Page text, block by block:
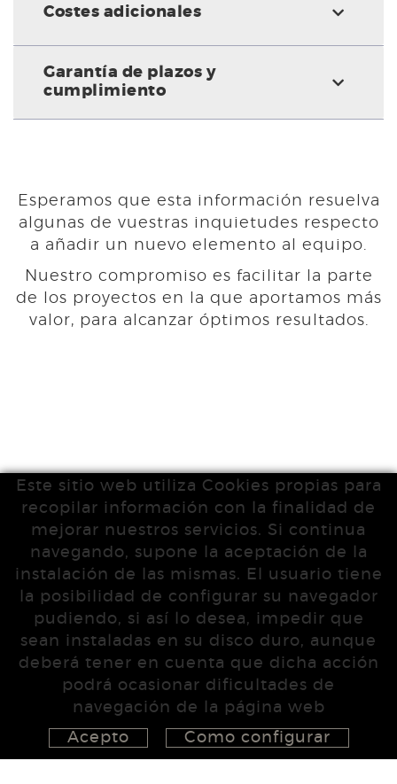
Costes adicionales
Garantía de plazos y
cumplimiento
Esperamos que esta información resuelva
algunas de vuestras inquietudes respecto
a añadir un nuevo elemento al equipo.
Nuestro compromiso es facilitar la parte
de los proyectos en la que aportamos más
valor, para alcanzar óptimos resultados.
Este sitio web utiliza Cookies propias para
recopilar información con la finalidad de
mejorar nuestros servicios. Si continua
navegando, supone la aceptación de la
instalación de las mismas. El usuario tiene
la posibilidad de configurar su navegador
pudiendo, si así lo desea, impedir que
sean instaladas en su disco duro, aunque
deberá tener en cuenta que dicha acción
podrá ocasionar dificultades de
navegación de la página web
Acepto
Como configurar